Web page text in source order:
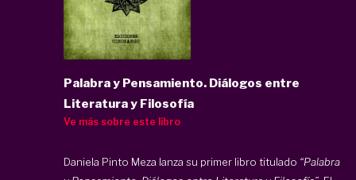
Palabra y Pensamiento. Diálogos entre
Literatura y Filosofía
Ve más sobre este libro
Daniela Pinto Meza lanza su primer libro titulado “Palabra